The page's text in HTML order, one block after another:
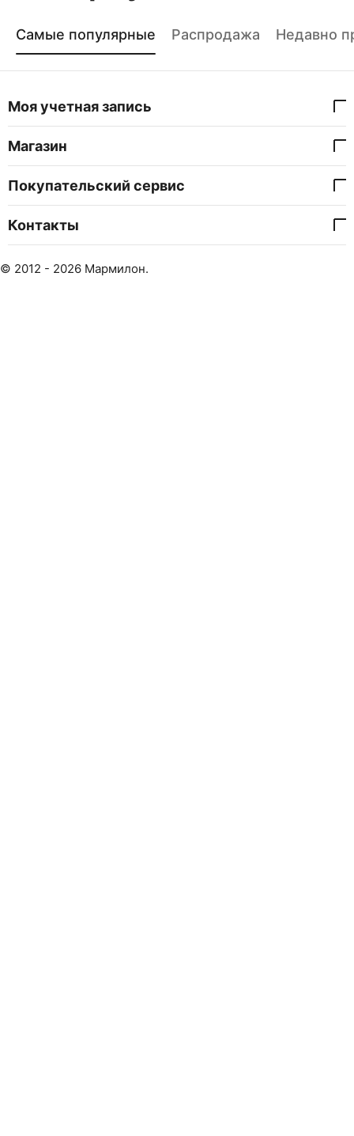
Самые популярные Распродажа Недавно
Моя учетная запись
Магазин
Покупательский сервис
Контакты
© 2012 - 2026 Мармилон.